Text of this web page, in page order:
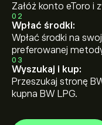
Załóż konto eToro i
02
Wpłać środki:
Wpłać środki na
preferowanej
03
Wyszukaj i kup:
Przeszukaj stronę
kupna BW LPG.